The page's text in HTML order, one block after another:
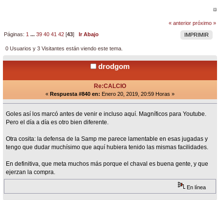
« anterior próximo »
IMPRIMIR
Páginas: 1 ...39 40 41 42 [43]Ir Abajo
0 Usuarios y 3 Visitantes están viendo este tema.
drodgom
Re:CALCIO
« Respuesta #840 en: Enero 20, 2019, 20:59 Horas »
Goles así los marcó antes de venir e incluso aquí. Magníficos para Youtube.
Pero el día a día es otro bien diferente.
Otra cosita: la defensa de la Samp me parece lamentable en esas jugadas y
tengo que dudar muchísimo que aquí hubiera tenido las mismas facilidades.
En definitiva, que meta muchos más porque el chaval es buena gente, y que
ejerzan la compra.
En línea